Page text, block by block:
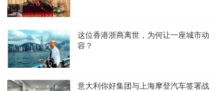
这位香港浙商离世，为何让一座城市动
容？
意大利你好集团与上海摩登汽车签署战